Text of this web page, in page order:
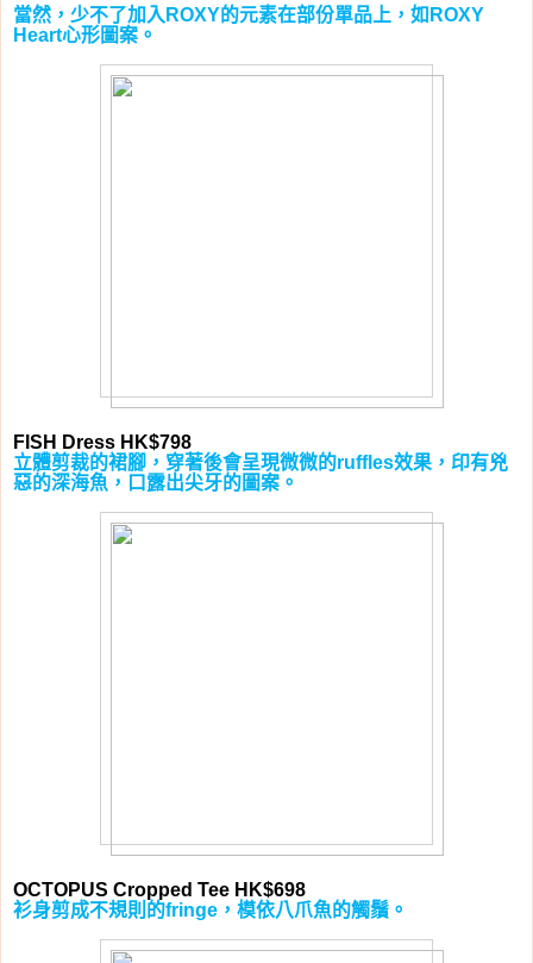
當然，少不了加入ROXY的元素在部份單品上，如 ROXY
Heart心形圖案。
FISH Dress HK$798
立體剪裁的裙腳，穿著後會呈現微微的ruffles效果，印有兇
惡的深海魚，口露出尖牙的圖案。
OCTOPUS Cropped Tee HK$698
衫身剪成不規則的fringe ，模依八爪魚的觸鬚。